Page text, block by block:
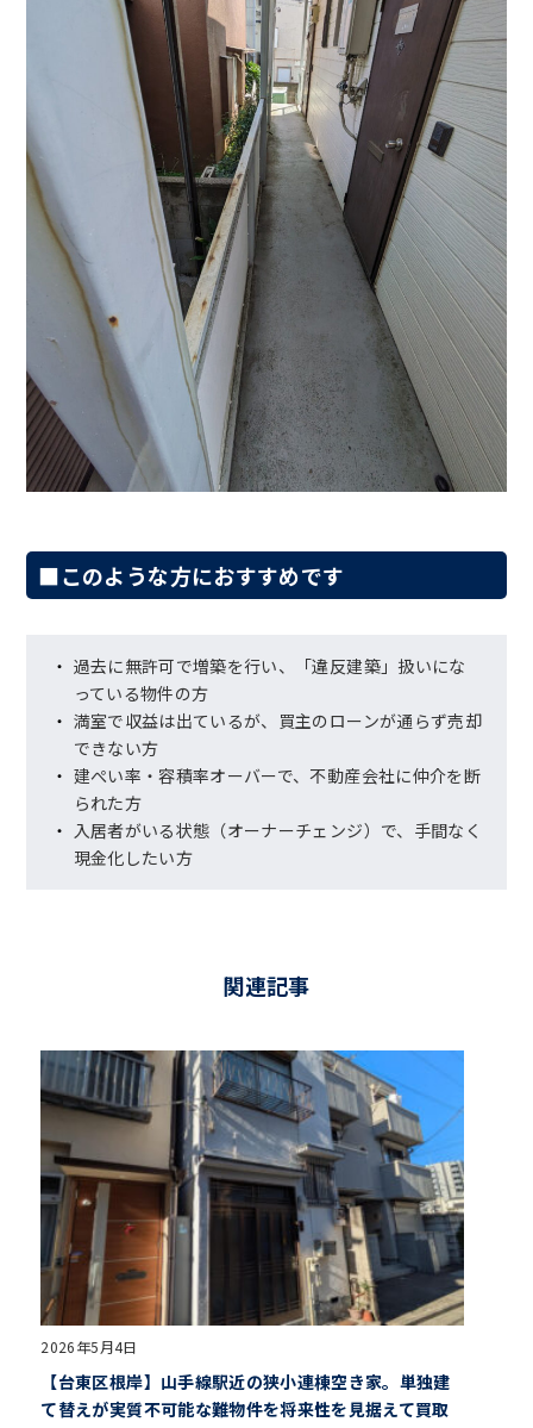
■このような方におすすめです
過去に無許可で増築を行い、「違反建築」扱いにな
っている物件の方
満室で収益は出ているが、買主のローンが通らず売却
できない方
建ぺい率・容積率オーバーで、不動産会社に仲介を断
られた方
入居者がいる状態（オーナーチェンジ）で、手間なく
現金化したい方
関連記事
2026年5月4日
【台東区根岸】山手線駅近の狭小連棟空き家。単独建
て替えが実質不可能な難物件を将来性を見据えて買取